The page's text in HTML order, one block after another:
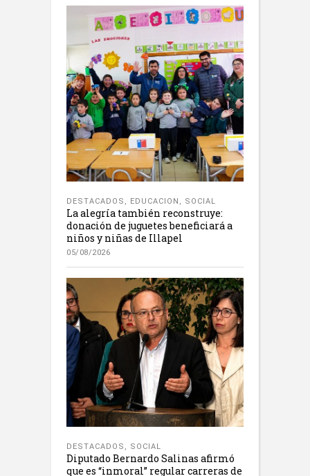
DESTACADOS , EDUCACION , SOCIAL
La alegría también reconstruye:
donación de juguetes beneficiará a
niños y niñas de Illapel
05/08/2026
DESTACADOS , SOCIAL
Diputado Bernardo Salinas afirmó
que es “inmoral” regular carreras de